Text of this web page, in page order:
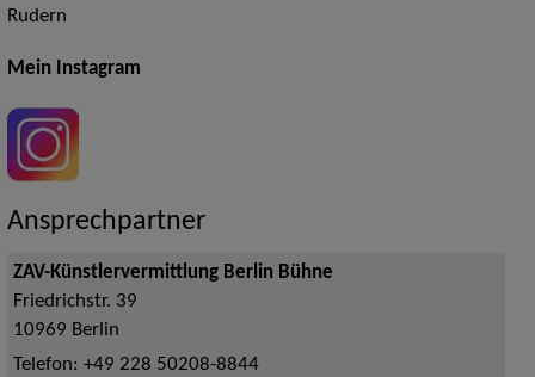
Rudern
Mein Instagram
Ansprechpartner
ZAV-Künstlervermittlung Berlin Bühne
Friedrichstr. 39
10969 Berlin
Telefon: +49 228 50208-8844